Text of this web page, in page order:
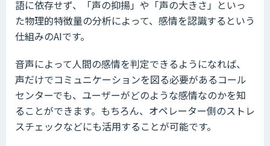
語に依存せず、「声の抑揚」や「声の大きさ」といっ
た物理的特徴量の分析によって、感情を認識するという
仕組みのAIです。
音声によって人間の感情を判定できるようになれば、
声だけでコミュニケーションを図る必要があるコール
センターでも、ユーザーがどのような感情なのかを知
ることができます。もちろん、オペレーター側のストレ
スチェックなどにも活用することが可能です。